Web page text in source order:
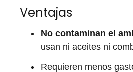
Ventajas
No contaminan el
usan ni aceites ni
Requieren menos